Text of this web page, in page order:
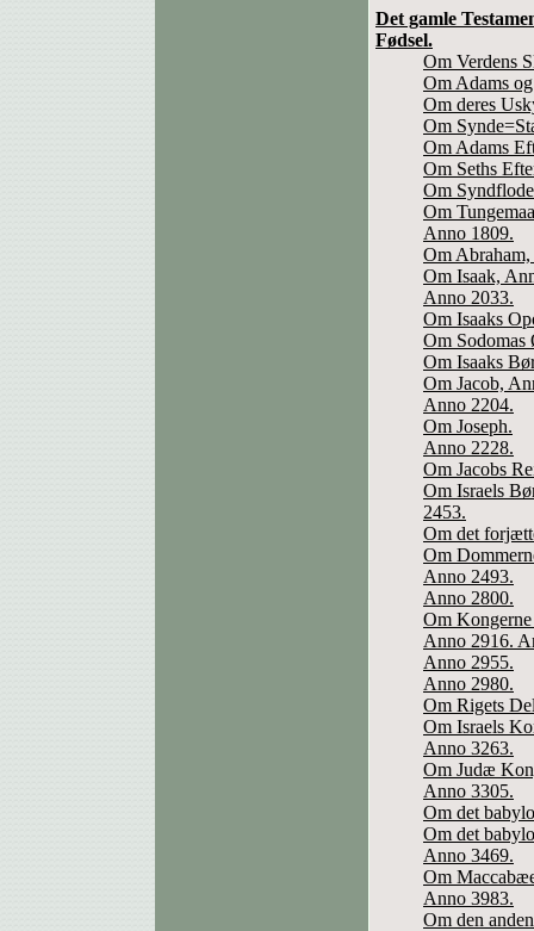
Det gamle
Fødsel.
Om Verdens
Om Adams
Om deres
Om
Om Adams
Om Seths
Om
Om
Anno 1809.
Om
Om Isaak,
Anno 2033.
Om Isaaks
Om
Om Isaaks
Om Jacob,
Anno 2204.
Om Joseph.
Anno 2228.
Om Jacobs
Om Israels
2453.
Om det
Om
Anno 2493.
Anno 2800.
Om
Anno 2916.
Anno 2955.
Anno 2980.
Om Rigets
Om Israels
Anno 3263.
Om Judæ
Anno 3305.
Om det
Om det
Anno 3469.
Om
Anno 3983.
Om den